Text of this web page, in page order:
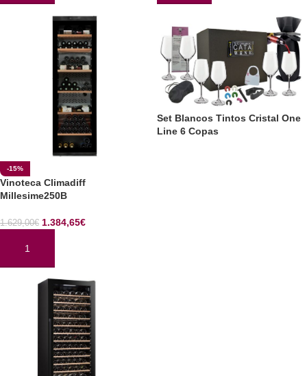
-15%
Vinoteca Climadiff
Millesime250B
1.629,00€ 1.384,65€
AÑADIR AL CARRITO
Set Blancos Tintos Cristal One
Line 6 Copas